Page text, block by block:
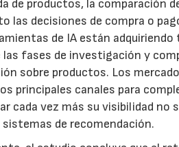
de productos, la comparación
las decisiones de compra o
de IA están
las fases de investigación y
sobre productos. Los
principales canales para
cada vez más su visibilidad no
sistemas de recomendación.